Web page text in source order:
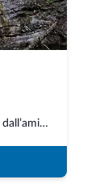
Dolomitioutdoorlife nasce dall’amicizia e dalla collaborazione di professio...